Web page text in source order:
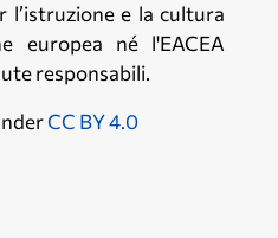
l’istruzione e la cultura
europea né l'EACEA
responsabili.
CC BY 4.0